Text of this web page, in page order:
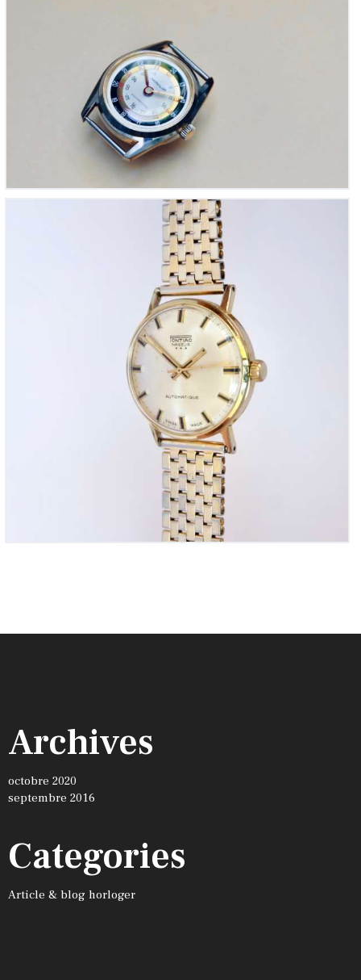
Pontiac Nageur
Archives
octobre 2020
septembre 2016
Categories
Article & blog horloger